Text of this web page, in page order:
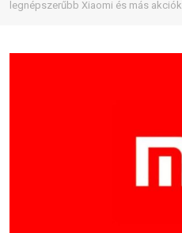
legnépszerűbb Xiaomi és más akciók